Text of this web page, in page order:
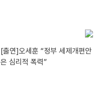
[출연]오세훈 “정부 세제개편안
은 심리적 폭력”